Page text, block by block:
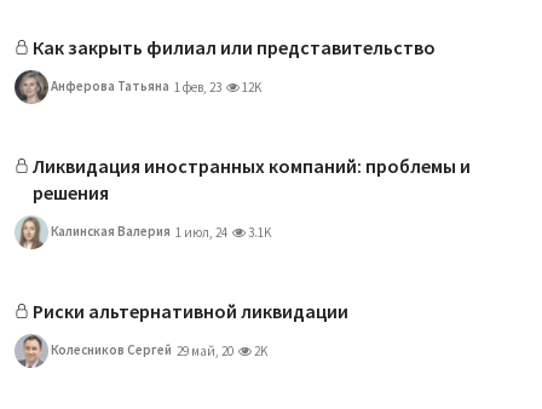
Как закрыть филиал или представительство
Анферова Татьяна 1 фев, 23 12K
Ликвидация иностранных компаний: проблемы и
решения
Калинская Валерия 1 июл, 24 3.1K
Риски альтернативной ликвидации
Колесников Сергей 29 май, 20 2K